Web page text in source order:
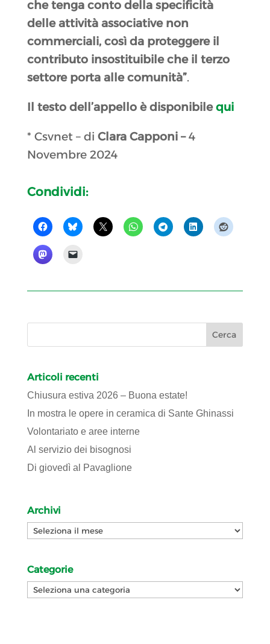
che tenga conto della specificità
delle attività associative non
commerciali, così da proteggere il
contributo insostituibile che il terzo
settore porta alle comunità”.
Il testo dell’appello è disponibilequi
* Csvnet – di Clara Capponi –4
Novembre 2024
Condividi:
Articoli recenti
Chiusura estiva 2026 – Buona estate!
In mostra le opere in ceramica di Sante Ghinassi
Volontariato e aree interne
Al servizio dei bisognosi
Di giovedì al Pavaglione
Archivi
Archivi
Categorie
Categorie